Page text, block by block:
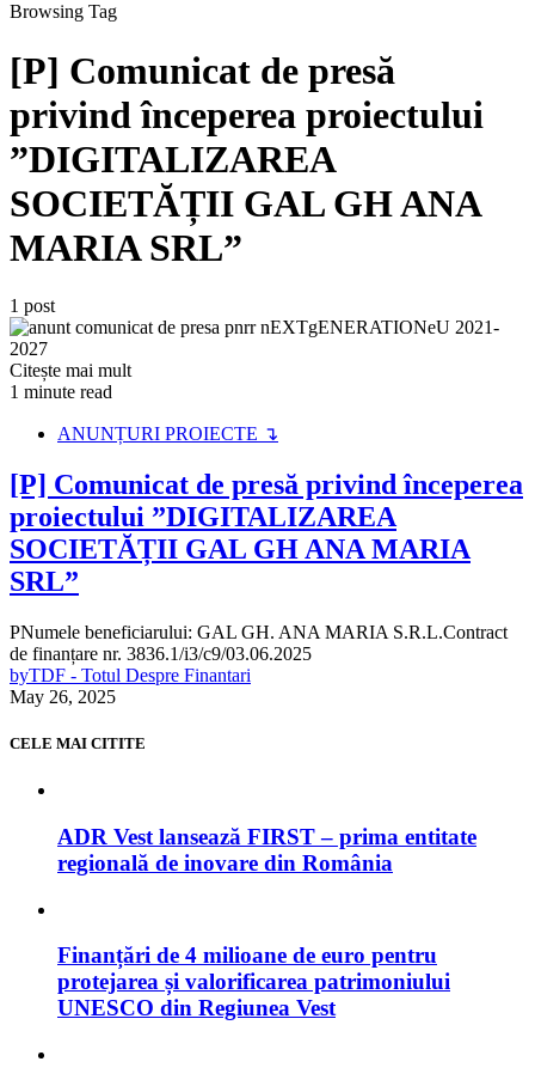
Browsing Tag
[P] Comunicat de presă
privind începerea proiectului
”DIGITALIZAREA
SOCIETĂȚII GAL GH ANA
MARIA SRL”
1 post
Citește mai mult
1 minute read
ANUNȚURI PROIECTE ↴
[P] Comunicat de presă privind începerea
proiectului ”DIGITALIZAREA
SOCIETĂȚII GAL GH ANA MARIA
SRL”
PNumele beneficiarului: GAL GH. ANA MARIA S.R.L.Contract
de finanțare nr. 3836.1/i3/c9/03.06.2025
byTDF - Totul Despre Finantari
May 26, 2025
CELE MAI CITITE
ADR Vest lansează FIRST – prima entitate
regională de inovare din România
Finanțări de 4 milioane de euro pentru
protejarea și valorificarea patrimoniului
UNESCO din Regiunea Vest